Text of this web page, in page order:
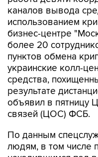
каналов вывода
использованием
бизнес-центре
более 20
пунктов обмена
украинские колл-
средства,
результате
объявил в пятницу
связей (ЦОС) ФСБ.
По данным
людям, в том числе